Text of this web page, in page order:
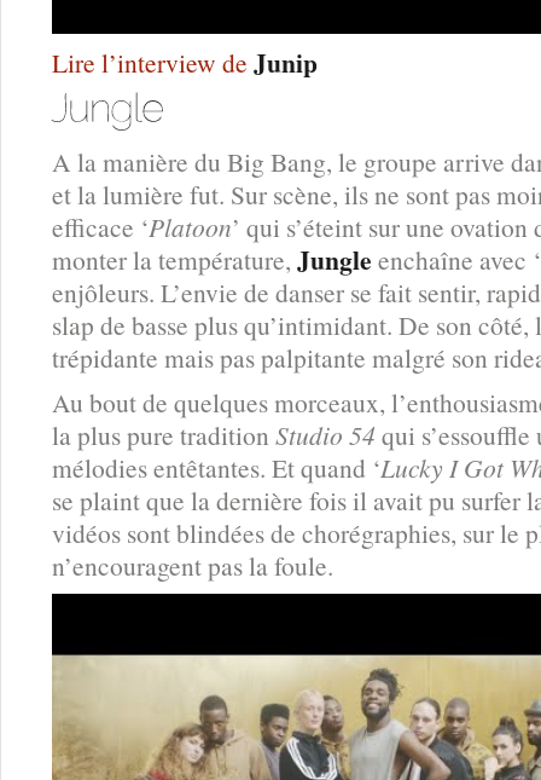
Lire l’interview de Junip
A la manière du Big Bang, le groupe arrive
et la lumière fut. Sur scène, ils ne sont pas
efficace ‘Platoon’ qui s’éteint sur une
monter la température, Jungle enchaîne avec ‘
enjôleurs. L’envie de danser se fait sentir,
slap de basse plus qu’intimidant. De son
trépidante mais pas palpitante malgré son
Au bout de quelques morceaux,
la plus pure tradition Studio 54 qui
mélodies entêtantes. Et quand ‘Lucky I Got
se plaint que la dernière fois il avait pu surfer
vidéos sont blindées de chorégraphies, sur le
n’encouragent pas la foule.